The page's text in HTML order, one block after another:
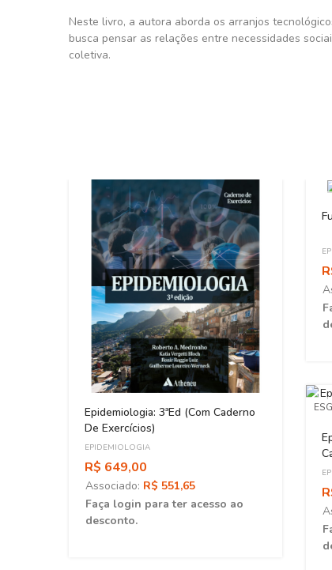
Neste livro, a autora aborda os arranjos
busca pensar as relações entre necessidades
coletiva.
Epidemiologia: 3ªEd (Com Caderno
De Exercícios)
EPIDEMIOLOGIA
R$ 649,00
Associado: R$ 551,65
Faça login para ter acesso ao
desconto.